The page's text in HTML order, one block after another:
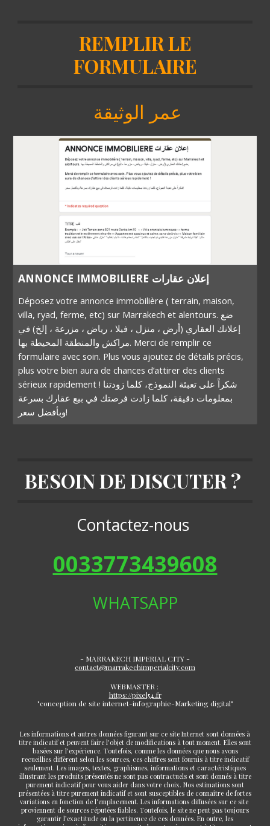
REMPLIR LE
FORMULAIRE
عمر الوثيقة
ANNONCE IMMOBILIERE إعلان عقارات
Déposez votre annonce immobilière ( terrain, maison,
villa, ryad, ferme, etc) sur Marrakech et alentours. ضع
إعلانك العقاري (أرض ، منزل ، فيلا ، رياض ، مزرعة ، إلخ) في
مراكش والمنطقة المحيطة بها. Merci de remplir ce
formulaire avec soin. Plus vous ajoutez de détails précis,
plus votre bien aura de chances d’attirer des clients
sérieux rapidement ! شكراً على تعبئة النموذج، كلما زودتنا
بمعلومات دقيقة، كلما زادت فرصتك في بيع عقارك بسرعة
وبأفضل سعر!
BESOIN DE DISCUTER ?
Contactez-nous
0033773439608
WHATSAPP
- MARRAKECH IMPERIAL CITY -
contact@marrakechimperialcity.com
WEBMASTER :
https://pixel54.fr
"conception de site internet-infographie-Marketing digital"
Les informations et autres données figurant sur ce site Internet sont données à
titre indicatif et peuvent faire l'objet de modifications à tout moment. Elles sont
basées sur l'expérience. Toutefois, comme les données que nous avons
recueillies diffèrent selon les sources, ces chiffres sont fournis à titre indicatif
seulement. Les images, textes, graphismes, informations et caractéristiques
illustrant les produits présentés ne sont pas contractuels et sont donnés à titre
purement indicatif pour vous aider dans votre choix. Nos estimations sont
présentées à titre purement indicatif et sont susceptibles de connaître de fortes
variations en fonction de l'emplacement. Les informations diffusées sur ce site
proviennent de sources réputées fiables. Toutefois, le site ne peut pas toujours
garantir l’exactitude ou la pertinence de ces données. En outre, les